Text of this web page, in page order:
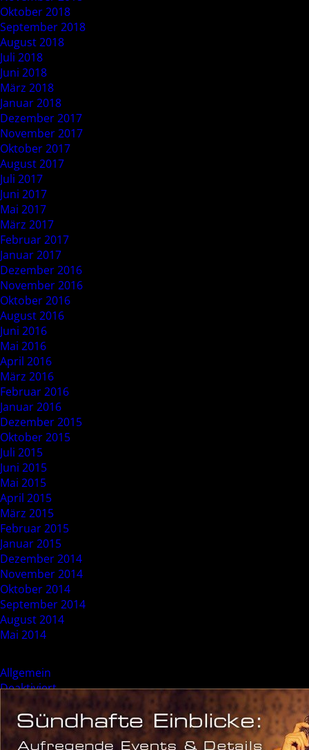
Oktober 2018
September 2018
August 2018
Juli 2018
Juni 2018
März 2018
Januar 2018
Dezember 2017
November 2017
Oktober 2017
August 2017
Juli 2017
Juni 2017
Mai 2017
März 2017
Februar 2017
Januar 2017
Dezember 2016
November 2016
Oktober 2016
August 2016
Juni 2016
Mai 2016
April 2016
März 2016
Februar 2016
Januar 2016
Dezember 2015
Oktober 2015
Juli 2015
Juni 2015
Mai 2015
April 2015
März 2015
Februar 2015
Januar 2015
Dezember 2014
November 2014
Oktober 2014
September 2014
August 2014
Mai 2014
Allgemein
Deaktiviert
Event
Sonderevent
Meta